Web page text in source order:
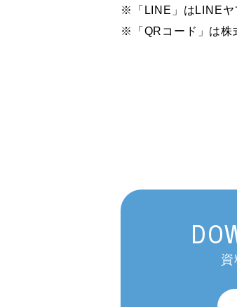
※「LINE」はLINEヤ
※「QRコード」は株